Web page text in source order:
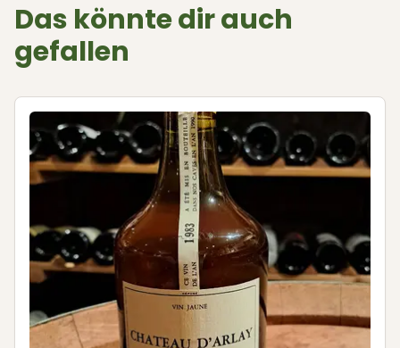
Das könnte dir auch
gefallen